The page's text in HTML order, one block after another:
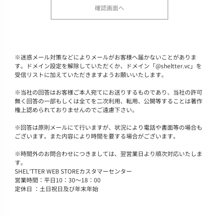
※迷惑メール対策などによりメールがお客様へ届かないことがありま
す。ドメイン設定を解除していただくか、ドメイン「@sheltter.vc」を
受信リストに加えていただきますようお願いいたします。
※当社の回答はお客様ご本人宛てにお送りするものであり、当社の許可
無く回答の一部もしくは全てを二次利用、転用、公開等することは著作
権上認められておりませんのでご遠慮下さい。
※回答は原則メールにて行いますが、状況により電話や書面等の場合も
ございます。また内容により時間を要する場合がございます。
※時間外のお問合わせにつきましては、翌営業日より順次対応いたしま
す。
SHEL'TTER WEB STOREカスタマーセンター
営業時間：平日10：30～18：00
定休日 ：土日祝日及び年末年始